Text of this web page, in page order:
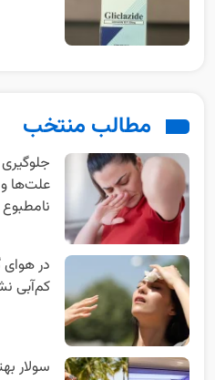
مطالب منتخب
علت‌ها
نامطبوع
در هوای
کم‌آبی
سولار